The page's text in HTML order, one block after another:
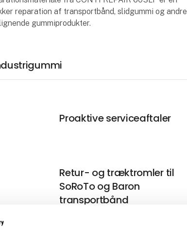
reparation af transportbånd, slidgummi og andre
gummiprodukter.
Proaktive serviceaftaler
Retur- og træktromler til
SoRoTo og Baron
transportbånd